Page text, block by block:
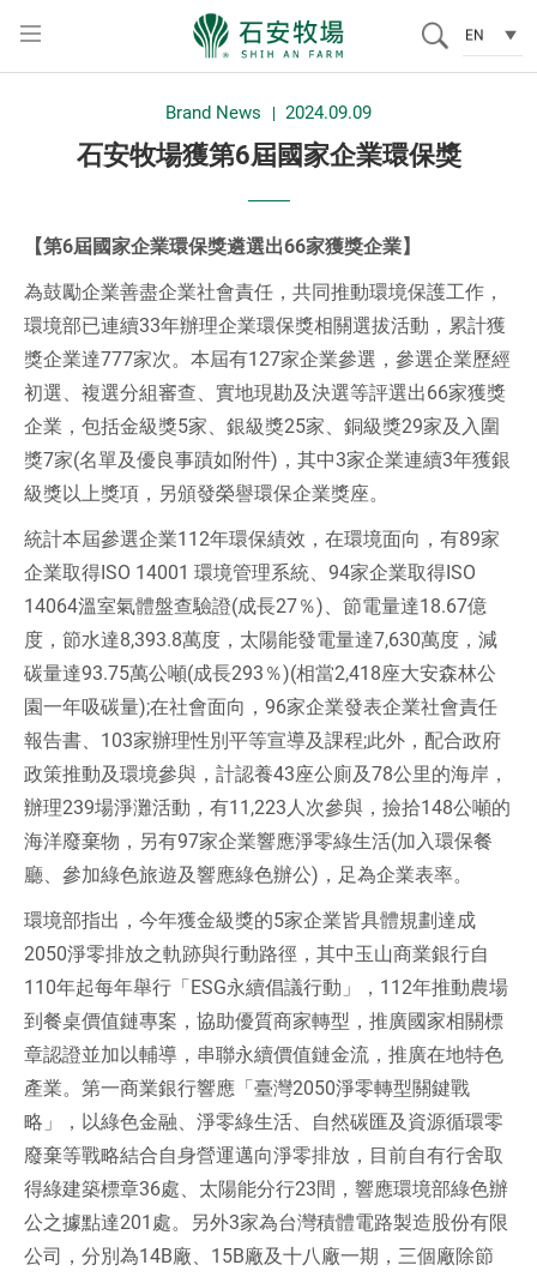
石
安
第
6
屆
國
家
企
業
環
保
獎
|
台
灣
唯
一
連
續
1
0
年
獲
S
EN
Brand News 2024.09.09
石安牧場獲第6屆國家企業環保獎
【第6屆國家企業環保獎遴選出66家獲獎企業】
為鼓勵企業善盡企業社會責任，共同推動環境保護工作，
環境部已連續33年辦理企業環保獎相關選拔活動，累計獲
獎企業達777家次。本屆有127家企業參選，參選企業歷經
初選、複選分組審查、實地現勘及決選等評選出66家獲獎
企業，包括金級獎5家、銀級獎25家、銅級獎29家及入圍
獎7家(名單及優良事蹟如附件)，其中3家企業連續3年獲銀
級獎以上獎項，另頒發榮譽環保企業獎座。
統計本屆參選企業112年環保績效，在環境面向，有89家
企業取得ISO 14001 環境管理系統、94家企業取得ISO
14064溫室氣體盤查驗證(成長27％)、節電量達18.67億
度，節水達8,393.8萬度，太陽能發電量達7,630萬度，減
碳量達93.75萬公噸(成長293％)(相當2,418座大安森林公
園一年吸碳量);在社會面向，96家企業發表企業社會責任
報告書、103家辦理性別平等宣導及課程;此外，配合政府
政策推動及環境參與，計認養43座公廁及78公里的海岸，
辦理239場淨灘活動，有11,223人次參與，撿拾148公噸的
海洋廢棄物，另有97家企業響應淨零綠生活(加入環保餐
廳、參加綠色旅遊及響應綠色辦公)，足為企業表率。
環境部指出，今年獲金級獎的5家企業皆具體規劃達成
2050淨零排放之軌跡與行動路徑，其中玉山商業銀行自
110年起每年舉行「ESG永續倡議行動」，112年推動農場
到餐桌價值鏈專案，協助優質商家轉型，推廣國家相關標
章認證並加以輔導，串聯永續價值鏈金流，推廣在地特色
產業。第一商業銀行響應「臺灣2050淨零轉型關鍵戰
略」，以綠色金融、淨零綠生活、自然碳匯及資源循環零
廢棄等戰略結合自身營運邁向淨零排放，目前自有行舍取
得綠建築標章36處、太陽能分行23間，響應環境部綠色辦
公之據點達201處。另外3家為台灣積體電路製造股份有限
公司，分別為14B廠、15B廠及十八廠一期，三個廠除節